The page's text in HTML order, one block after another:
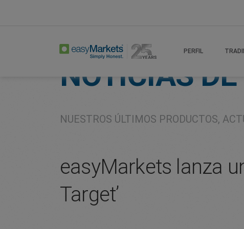
PERFIL
NOTICIAS DE
NUESTROS ÚLTIMOS PRODUCTOS,
easyMarkets lanza
Target’